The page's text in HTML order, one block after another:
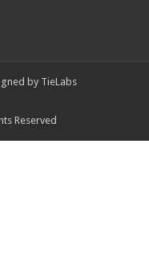
by TieLabs
Reserved